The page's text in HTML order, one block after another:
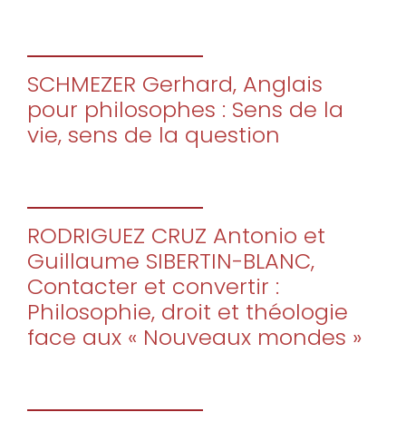
SCHMEZER Gerhard, Anglais
pour philosophes : Sens de la
vie, sens de la question
RODRIGUEZ CRUZ Antonio et
Guillaume SIBERTIN-BLANC,
Contacter et convertir :
Philosophie, droit et théologie
face aux « Nouveaux mondes »